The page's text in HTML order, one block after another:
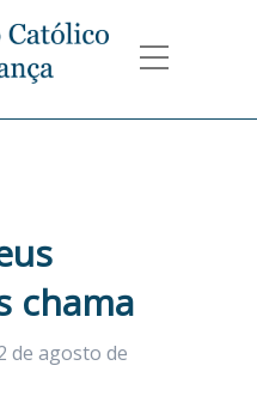
chama
de agosto de